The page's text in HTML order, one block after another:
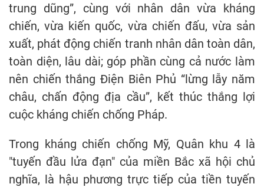
trung dũng”, cùng với nhân dân vừa kháng
chiến, vừa kiến quốc, vừa chiến đấu, vừa sản
xuất, phát động chiến tranh nhân dân toàn dân,
toàn diện, lâu dài; góp phần cùng cả nước làm
nên chiến thắng Điện Biên Phủ “lừng lẫy năm
châu, chấn động địa cầu”, kết thúc thắng lợi
cuộc kháng chiến chống Pháp.
Trong kháng chiến chống Mỹ, Quân khu 4 là
"tuyến đầu lửa đạn" của miền Bắc xã hội chủ
nghĩa, là hậu phương trực tiếp của tiền tuyến